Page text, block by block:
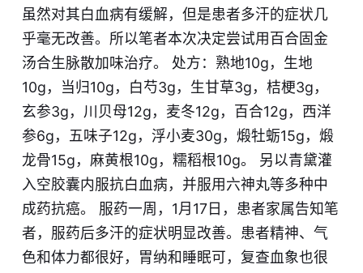
虽然对其白血病有缓解，但是患者多汗的症状几
乎毫无改善。所以笔者本次决定尝试用百合固金
汤合生脉散加味治疗。 处方：熟地10g，生地
10g，当归10g，白芍3g，生甘草3g，桔梗3g，
玄参3g，川贝母12g，麦冬12g，百合12g，西洋
参6g，五味子12g，浮小麦30g，煅牡蛎15g，煅
龙骨15g，麻黄根10g，糯稻根10g。 另以青黛灌
入空胶囊内服抗白血病，并服用六神丸等多种中
成药抗癌。 服药一周，1月17日，患者家属告知笔
者，服药后多汗的症状明显改善。患者精神、气
色和体力都很好，胃纳和睡眠可，复查血象也很